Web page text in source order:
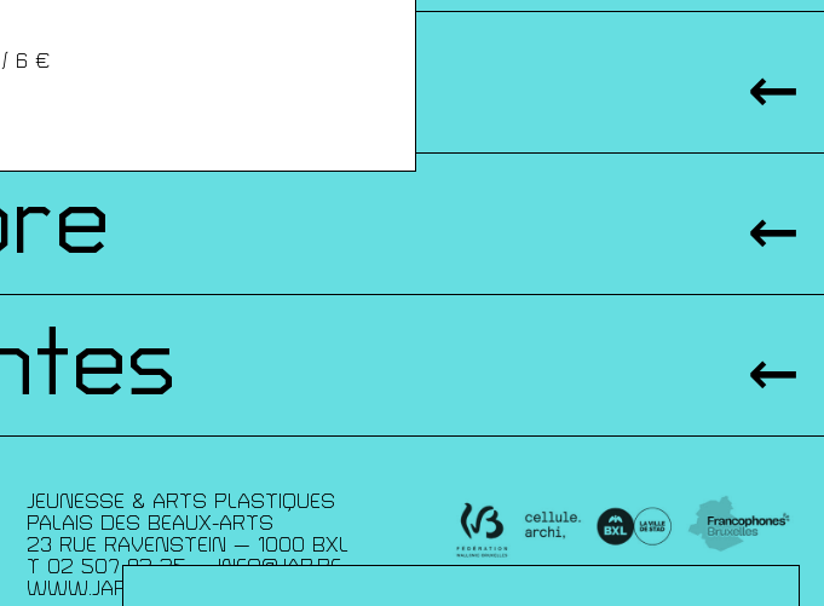
/ 6 €
JEUNESSE & ARTS PLASTIQUES
PALAIS DES BEAUX-ARTS
23 RUE RAVENSTEIN — 1000 BXL
T 02 507 82 25 —INFO@JAP.BE
WWW.JAP.BE